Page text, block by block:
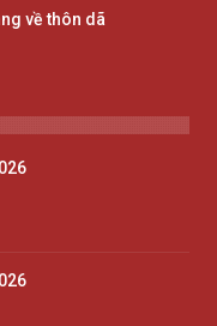
về thôn dã